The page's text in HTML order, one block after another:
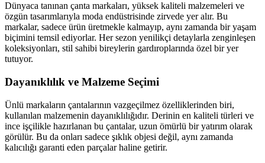
Dünyaca tanınan çanta markaları, yüksek kaliteli malzemeleri ve
özgün tasarımlarıyla moda endüstrisinde zirvede yer alır. Bu
markalar, sadece ürün üretmekle kalmayıp, aynı zamanda bir yaşam
biçimini temsil ediyorlar. Her sezon yenilikçi detaylarla zenginleşen
koleksiyonları, stil sahibi bireylerin gardıroplarında özel bir yer
tutuyor.
Dayanıklılık ve Malzeme Seçimi
Ünlü markaların çantalarının vazgeçilmez özelliklerinden biri,
kullanılan malzemenin dayanıklılığıdır. Derinin en kaliteli türleri ve
ince işçilikle hazırlanan bu çantalar, uzun ömürlü bir yatırım olarak
görülür. Bu da onları sadece şıklık objesi değil, aynı zamanda
kalıcılığı garanti eden parçalar haline getirir.